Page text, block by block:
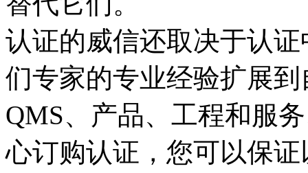
认证的威信还取决于认
们专家的专业经验扩展
QMS、产品、工程和服
心订购认证，您可以保